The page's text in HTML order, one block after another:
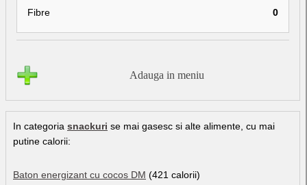
Fibre
0
Adauga in meniu
In categoria snackuri se mai gasesc si alte alimente, cu mai
putine calorii:
Baton energizant cu cocos DM (421 calorii)